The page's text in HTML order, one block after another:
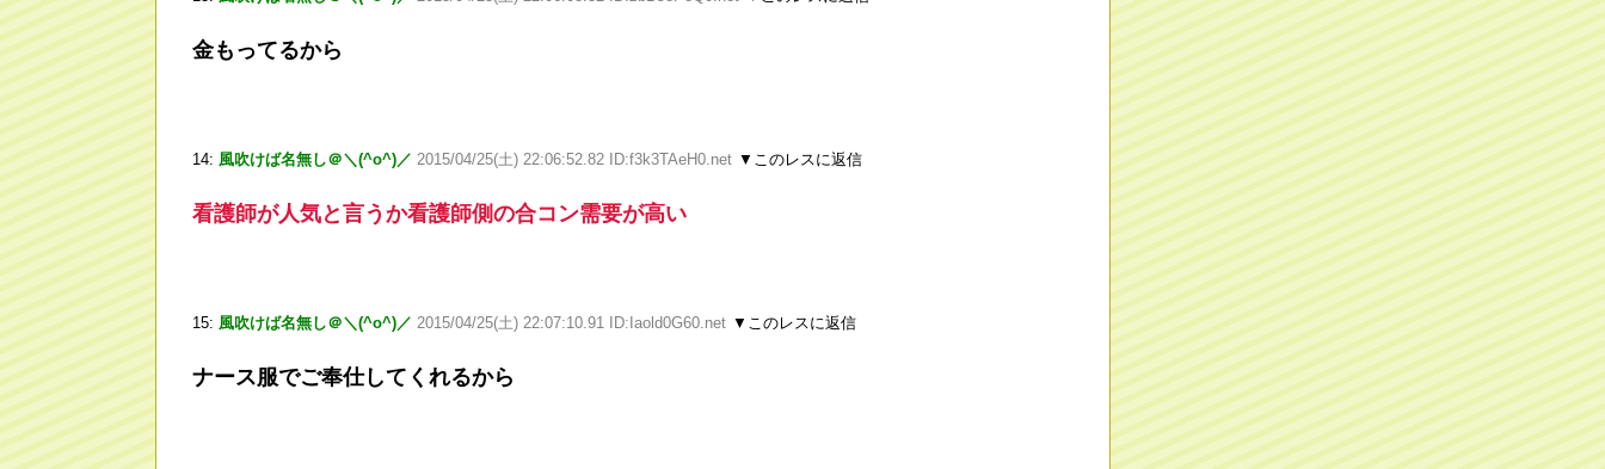
金もってるから
14: 風吹けば名無し＠＼(^o^)／ 2015/04/25(土) 22:06:52.82 ID:f3k3TAeH0.net ▼このレスに返信
看護師が人気と言うか看護師側の合コン需要が高い
15: 風吹けば名無し＠＼(^o^)／ 2015/04/25(土) 22:07:10.91 ID:Iaold0G60.net ▼このレスに返信
ナース服でご奉仕してくれるから